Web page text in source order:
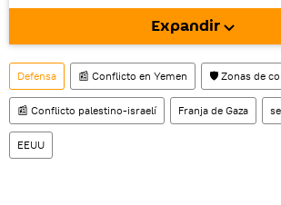
móvil (¡solo para Android!).
También tenemos una cuenta en
social rusa VK .
Expandir
Defensa 📰 Conflicto en Yemen 🛡️ Zonas de
📰 Conflicto palestino-israelí Franja de Gaza
EEUU